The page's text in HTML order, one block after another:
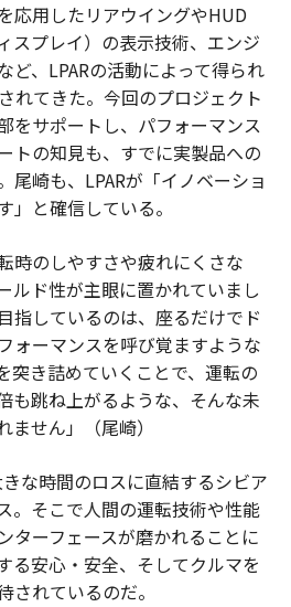
応用したリアウイングやHUD
スプレイ）の表示技術、エンジ
ど、LPARの活動によって得られ
れてきた。今回のプロジェクト
をサポートし、パフォーマンス
トの知見も、すでに実製品への
尾崎も、LPARが「イノベーショ
」と確信している。
時のしやすさや疲れにくさな
ルド性が主眼に置かれていまし
指しているのは、座るだけでド
ォーマンスを呼び覚ますような
突き詰めていくことで、運転の
も跳ね上がるような、そんな未
せん」（尾崎）
な時間のロスに直結するシビア
。そこで人間の運転技術や性能
ターフェースが磨かれることに
る安心・安全、そしてクルマを
されているのだ。